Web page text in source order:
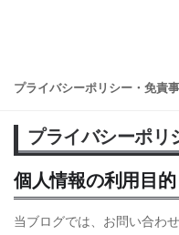
プライバシーポリシー・免責
プライバシーポリ
個人情報の利用目的
当ブログでは、お問い合わ